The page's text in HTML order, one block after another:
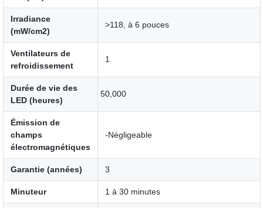
Irradiance
(mW/cm2)
>118, à 6 pouces
Ventilateurs de
refroidissement
1
Durée de vie des
LED (heures)
50,000
Émission de
champs
électromagnétiques
-Négligeable
Garantie (années) 3
Minuteur 1 à 30 minutes